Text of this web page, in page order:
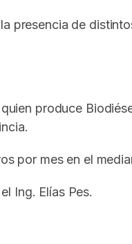
presencia de
produce
por mes en el
Ing. Elías Pes.